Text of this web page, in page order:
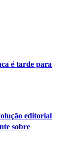
é tarde para
editorial
sobre